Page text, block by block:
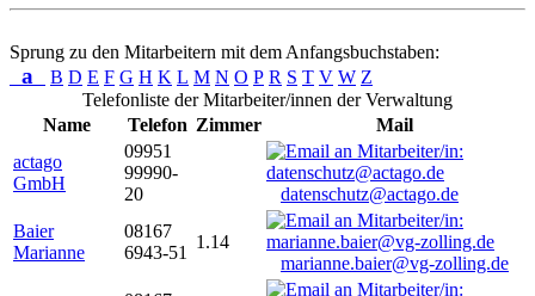
Sprung zu den Mitarbeitern mit dem Anfangsbuchstaben:
a B D E F G H K L M N O P R S T V W Z
Telefonliste der Mitarbeiter/innen der Verwaltung
Name
Telefon Zimmer
Mail
actago
GmbH
09951
99990-
20
datenschutz@actago.de
Baier
Marianne
08167
6943-51
1.14
marianne.baier@vg-zolling.de